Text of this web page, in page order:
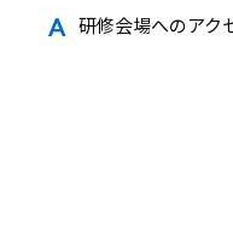
研修会場へのアク